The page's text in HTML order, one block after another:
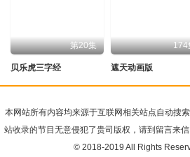
第20集
贝乐虎三字经
174
遮天动画版
本网站所有内容均来源于互联网相关站点自动搜
站收录的节目无意侵犯了贵司版权，请到留言来
© 2018-2019 All Rights